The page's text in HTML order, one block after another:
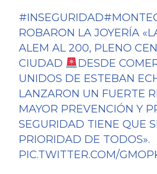
#INSEGURIDAD
ROBARON LA JOYERÍA
ALEM AL 200, PLENO
CIUDAD
DESDE
UNIDOS DE ESTEBAN
LANZARON UN FUERTE
MAYOR PREVENCIÓN Y
SEGURIDAD TIENE QUE
PRIORIDAD DE TODOS».
PIC.TWITTER.COM/